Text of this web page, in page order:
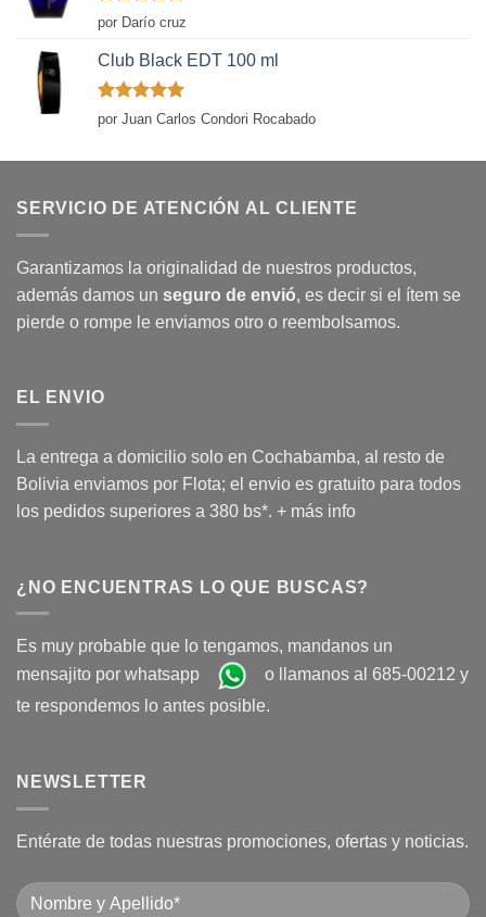
Valorado
con
por Darío cruz
Club Black EDT 100 ml
Valorado
con
por Juan Carlos Condori Rocabado
SERVICIO DE ATENCIÓN AL CLIENTE
Garantizamos la originalidad de nuestros productos,
además damos un seguro de envió, es decir si el ítem se
pierde o rompe le enviamos otro o reembolsamos.
EL ENVIO
La entrega a domicilio solo en Cochabamba, al resto de
Bolivia enviamos por Flota; el envio es gratuito para todos
los pedidos superiores a 380 bs*. + más info
¿NO ENCUENTRAS LO QUE BUSCAS?
Es muy probable que lo tengamos, mandanos un
mensajito por whatsapp
o llamanos al 685-00212 y
te respondemos lo antes posible.
NEWSLETTER
Entérate de todas nuestras promociones, ofertas y noticias.